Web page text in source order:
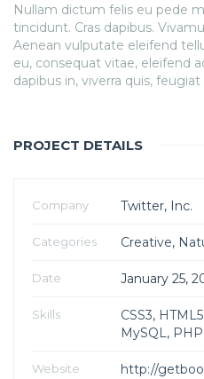
Nullam dictum felis eu pede
tincidunt. Cras dapibus.
Aenean vulputate eleifend
eu, consequat vitae, eleifend
dapibus in, viverra quis, feugiat
PROJECT DETAILS
Company Twitter, Inc.
Categories Creative,
Date January 25,
Skills CSS3, HTML5
MySQL, PHP
Website http://